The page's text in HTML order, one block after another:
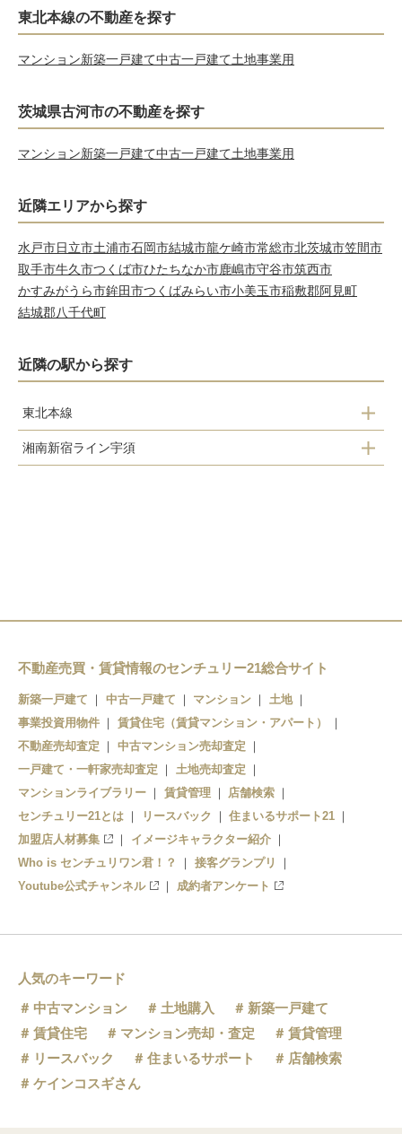
東北本線の不動産を探す
マンション新築一戸建て中古一戸建て土地事業用
茨城県古河市の不動産を探す
マンション新築一戸建て中古一戸建て土地事業用
近隣エリアから探す
水戸市日立市土浦市石岡市結城市龍ケ崎市常総市北茨城市笠間市
取手市牛久市つくば市ひたちなか市鹿嶋市守谷市筑西市
かすみがうら市鉾田市つくばみらい市小美玉市稲敷郡阿見町
結城郡八千代町
近隣の駅から探す
東北本線
古河駅
湘南新宿ライン宇須
不動産売買・賃貸情報のセンチュリー21総合サイト
新築一戸建て 中古一戸建て マンション
土地
事業投資用物件
賃貸住宅（賃貸マンション・アパート）
不動産売却査定
中古マンション売却査定
一戸建て・一軒家売却査定
土地売却査定
マンションライブラリー
賃貸管理
店舗検索
センチュリー21とは
リースバック
住まいるサポート21
加盟店人材募集
イメージキャラクター紹介
Who is センチュリワン君！？
接客グランプリ
Youtube公式チャンネル
成約者アンケート
人気のキーワード
中古マンション
土地購入
新築一戸建て
賃貸住宅
マンション売却・査定
賃貸管理
リースバック
住まいるサポート
店舗検索
ケインコスギさん